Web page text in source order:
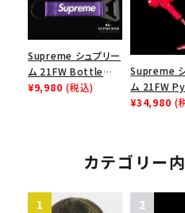
Supreme シュプリー
ム 21FW Bottle
Opener Webbing
¥9,980 (税込)
Supreme
ム 21FW
¥34,980 (
カテゴリー